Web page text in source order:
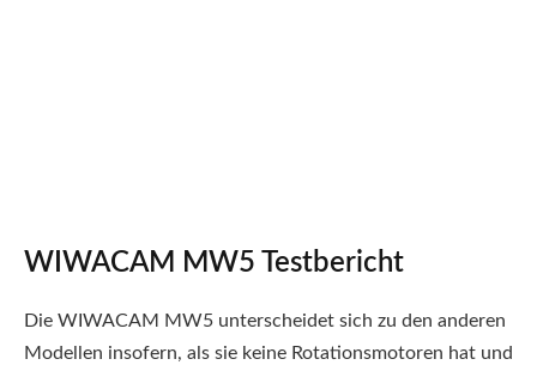
WIWACAM MW5 Testbericht
Die WIWACAM MW5 unterscheidet sich zu den anderen
Modellen insofern, als sie keine Rotationsmotoren hat und